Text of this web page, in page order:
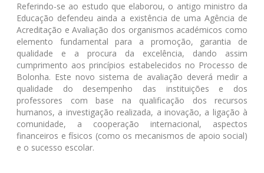
Referindo-se ao estudo que elaborou, o antigo ministro da
Educação defendeu ainda a existência de uma Agência de
Acreditação e Avaliação dos organismos académicos como
elemento fundamental para a promoção, garantia de
qualidade e a procura da excelência, dando assim
cumprimento aos princípios estabelecidos no Processo de
Bolonha. Este novo sistema de avaliação deverá medir a
qualidade do desempenho das instituições e dos
professores com base na qualificação dos recursos
humanos, a investigação realizada, a inovação, a ligação à
comunidade, a cooperação internacional, aspectos
financeiros e físicos (como os mecanismos de apoio social)
e o sucesso escolar.